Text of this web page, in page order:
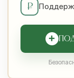
₽
+